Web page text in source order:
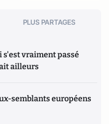
PLUS PARTAGES
s'est vraiment passé
ailleurs
semblants européens